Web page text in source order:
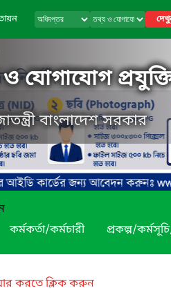
যোগাযোগ
বাংলাদেশ সরকার
কর্মকর্তা/কর্মচারী প্রকল্প/
করতে ক্লিক করুন